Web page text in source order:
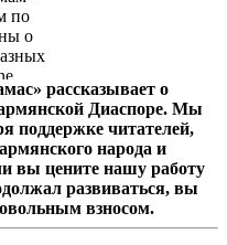
...
по
о
и
кругу
что в
рассказывает о
Диаспоре. Мы
поддержке читателей,
народа и
вы цените нашу работу
развиваться, вы
взносом.